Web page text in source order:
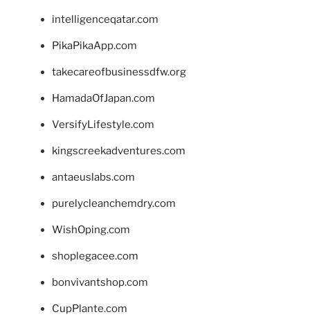
intelligenceqatar.com
PikaPikaApp.com
takecareofbusinessdfw.org
HamadaOfJapan.com
VersifyLifestyle.com
kingscreekadventures.com
antaeuslabs.com
purelycleanchemdry.com
WishOping.com
shoplegacee.com
bonvivantshop.com
CupPlante.com